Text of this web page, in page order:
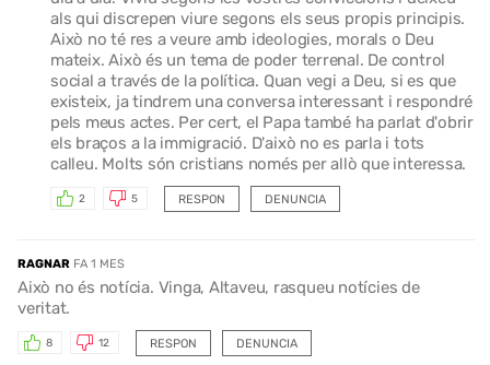
als qui discrepen viure segons els seus propis principis.
Això no té res a veure amb ideologies, morals o Deu
mateix. Això és un tema de poder terrenal. De control
social a través de la política. Quan vegi a Deu, si es que
existeix, ja tindrem una conversa interessant i respondré
pels meus actes. Per cert, el Papa també ha parlat d'obrir
els braços a la immigració. D'això no es parla i tots
calleu. Molts són cristians només per allò que interessa.
RESPON
2 5 DENUNCIA
RAGNAR FA 1 MES
Això no és notícia. Vinga, Altaveu, rasqueu notícies de
veritat.
RESPON
8 12 DENUNCIA